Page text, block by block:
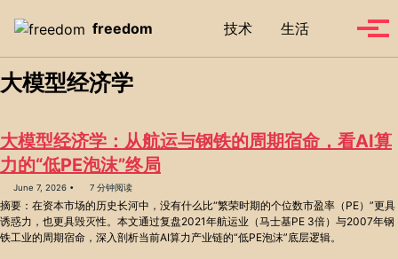
freedom
技术 生活 Toggle
大模型经济学
大模型经济学：从航运与钢铁的周期宿命，看AI算
力的“低PE泡沫”终局
June 7, 2026 7 分钟阅读
摘要：在资本市场的历史长河中，没有什么比“繁荣时期的个位数市盈率（PE）”更具
诱惑力，也更具毁灭性。本文通过复盘2021年航运业（马士基PE 3倍）与2007年钢
铁工业的周期宿命，深入剖析当前AI算力产业链的“低PE泡沫”底层逻辑。